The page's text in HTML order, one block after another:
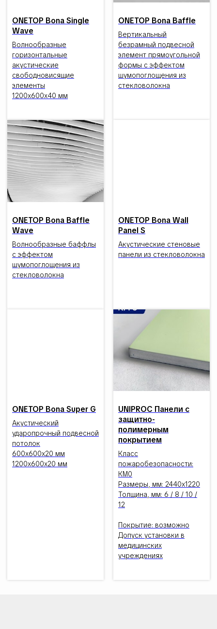
ONETOP Bona Single
Wave
Волнообразные
горизонтальные
акустические
свободновисящие
элементы
1200х600х40 мм
ONETOP Bona Baffle
Вертикальный
безрамный подвесной
элемент прямоугольной
формы с эффектом
шумопоглощения из
стекловолокна
ONETOP Bona Baffle
Wave
Волнообразные баффлы
с эффектом
шумопоглощения из
стекловолокна
ONETOP Bona Wall
Panel S
Акустические стеновые
панели из стекловолокна
ONETOP Bona Super G
Акустический
ударопрочный подвесной
потолок
600х600х20 мм
1200х600х20 мм
UNIPROC Панели с
защитно-
полимерным
покрытием
Класс
пожаробезопасности:
КМ0
Размеры, мм: 2440х1220
Толщина, мм: 6 / 8 / 10 /
12
Покрытие: возможно
Допуск установки в
медицинских
учреждениях